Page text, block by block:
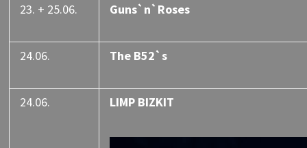
23. + 25.06. Guns`n`Roses
24.06. The B52`s
24.06. LIMP BIZKIT